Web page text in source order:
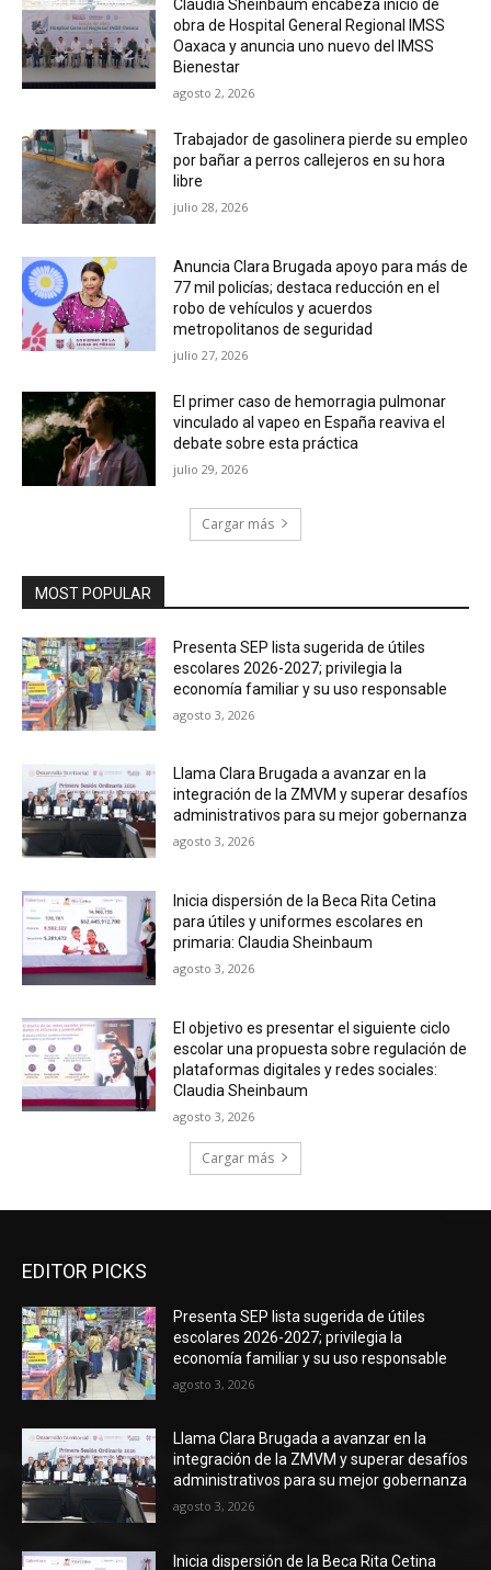
Claudia Sheinbaum encabeza inicio de
obra de Hospital General Regional IMSS
Oaxaca y anuncia uno nuevo del IMSS
Bienestar
agosto 2, 2026
Trabajador de gasolinera pierde su empleo
por bañar a perros callejeros en su hora
libre
julio 28, 2026
Anuncia Clara Brugada apoyo para más de
77 mil policías; destaca reducción en el
robo de vehículos y acuerdos
metropolitanos de seguridad
julio 27, 2026
El primer caso de hemorragia pulmonar
vinculado al vapeo en España reaviva el
debate sobre esta práctica
julio 29, 2026
Cargar más
MOST POPULAR
Presenta SEP lista sugerida de útiles
escolares 2026-2027; privilegia la
economía familiar y su uso responsable
agosto 3, 2026
Llama Clara Brugada a avanzar en la
integración de la ZMVM y superar desafíos
administrativos para su mejor gobernanza
agosto 3, 2026
Inicia dispersión de la Beca Rita Cetina
para útiles y uniformes escolares en
primaria: Claudia Sheinbaum
agosto 3, 2026
El objetivo es presentar el siguiente ciclo
escolar una propuesta sobre regulación de
plataformas digitales y redes sociales:
Claudia Sheinbaum
agosto 3, 2026
Cargar más
EDITOR PICKS
Presenta SEP lista sugerida de útiles
escolares 2026-2027; privilegia la
economía familiar y su uso responsable
agosto 3, 2026
Llama Clara Brugada a avanzar en la
integración de la ZMVM y superar desafíos
administrativos para su mejor gobernanza
agosto 3, 2026
Inicia dispersión de la Beca Rita Cetina